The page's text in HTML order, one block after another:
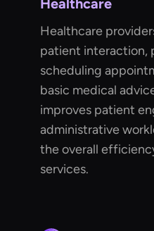
Healthcare
Healthcare
patient interaction,
scheduling
basic medical
improves patient
administrative
the overall
services.